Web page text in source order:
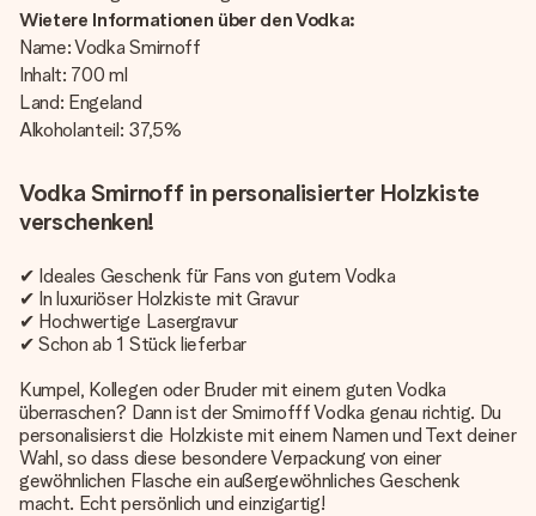
Wietere Informationen über den Vodka:
Name: Vodka Smirnoff
Inhalt: 700 ml
Land: Engeland
Alkoholanteil: 37,5%
Vodka Smirnoff in personalisierter Holzkiste
verschenken!
✔ Ideales Geschenk für Fans von gutem Vodka
✔ In luxuriöser Holzkiste mit Gravur
✔ Hochwertige Lasergravur
✔ Schon ab 1 Stück lieferbar
Kumpel, Kollegen oder Bruder mit einem guten Vodka
überraschen? Dann ist der Smirnofff Vodka genau richtig. Du
personalisierst die Holzkiste mit einem Namen und Text deiner
Wahl, so dass diese besondere Verpackung von einer
gewöhnlichen Flasche ein außergewöhnliches Geschenk
macht. Echt persönlich und einzigartig!